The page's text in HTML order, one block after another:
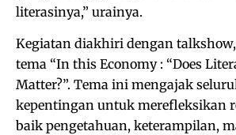
literasinya,” urainya.
Kegiatan diakhiri dengan
tema “In this Economy : “Does
Matter?”. Tema ini mengajak
kepentingan untuk merefleksikan
baik pengetahuan, keterampilan,